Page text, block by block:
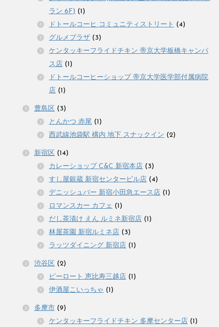
ラン 6F) (1)
ドトールコーヒ コミュニティストリート (4)
グルメプラザ (3)
ケンタッキーフライドチキン 帝京大学板橋キャンパ
ス店 (1)
ドトールコーヒーショップ 帝京大学医学部付属病院
店 (1)
豊島区 (3)
とんかつ 赤尾 (1)
西武線池袋駅 構内 地下 スナックイン (2)
新宿区 (14)
カレーショップ C&C 新宿本店 (3)
すし屋銀蔵 新宿センタービル店 (4)
デニッシュバー 新宿小田急エース店 (1)
ロマンスカー カフェ (1)
だし茶漬け えん ルミネ新宿店 (1)
林屋茶園 新宿ルミネ店 (3)
ラッツダイニング 新宿店 (1)
渋谷区 (2)
ピーロート 恵比寿三越店 (1)
伊酒屋こいっちゃ (1)
多摩市 (9)
ケンタッキーフライドチキン 多摩センター店 (1)